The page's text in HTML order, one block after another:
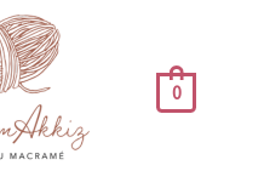
0
du
plus
récent
plus
ancien